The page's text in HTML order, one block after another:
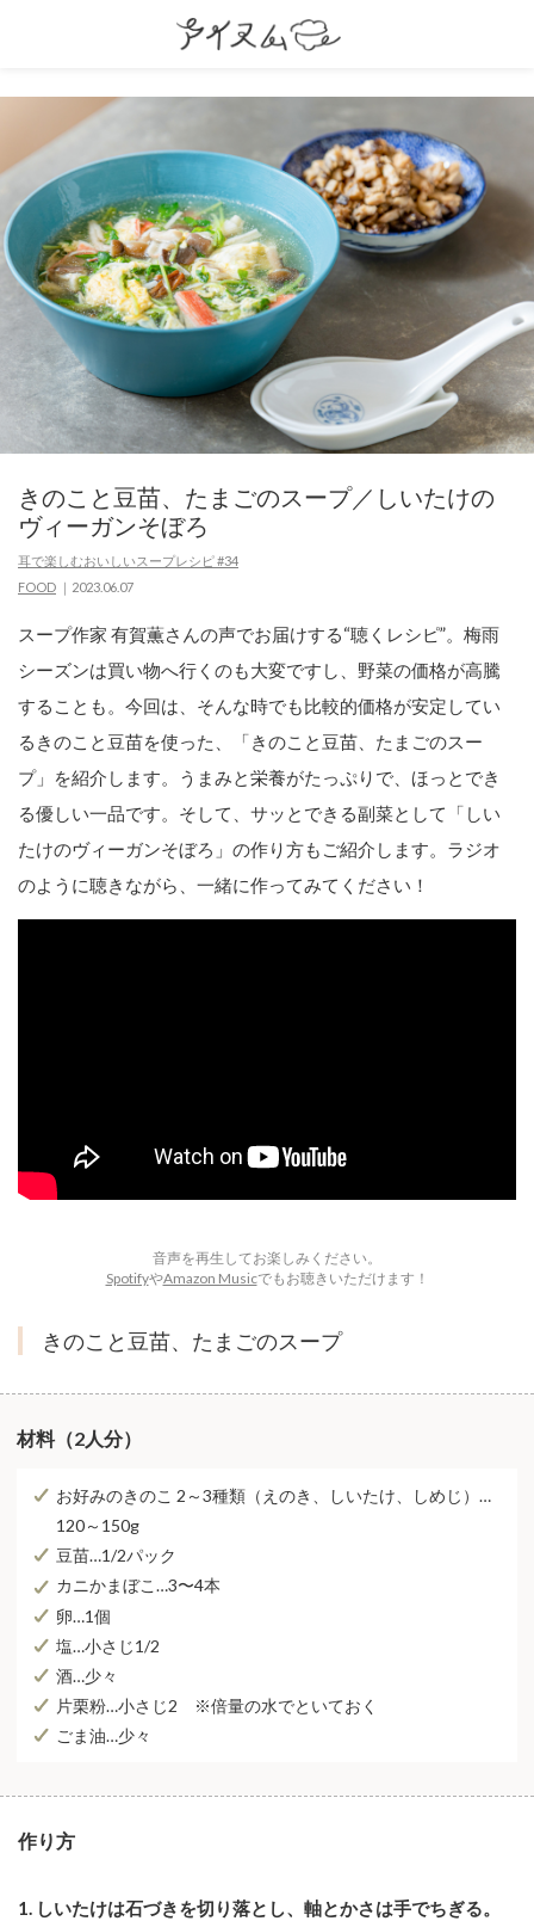
きのこと豆苗、たまごのスープ／しいたけの
ヴィーガンそぼろ
耳で楽しむおいしいスープレシピ #34
FOOD
2023.06.07
スープ作家 有賀薫さんの声でお届けする“聴くレシピ”。梅雨
シーズンは買い物へ行くのも大変ですし、野菜の価格が高騰
することも。今回は、そんな時でも比較的価格が安定してい
るきのこと豆苗を使った、「きのこと豆苗、たまごのスー
プ」を紹介します。うまみと栄養がたっぷりで、ほっとでき
る優しい一品です。そして、サッとできる副菜として「しい
たけのヴィーガンそぼろ」の作り方もご紹介します。ラジオ
のように聴きながら、一緒に作ってみてください！
音声を再生してお楽しみください。
SpotifyやAmazon Musicでもお聴きいただけます！
きのこと豆苗、たまごのスープ
材料（2人分）
お好みのきのこ 2～3種類（えのき、しいたけ、しめじ）…
120～150g
豆苗…1/2パック
カニかまぼこ…3〜4本
卵…1個
塩…小さじ1/2
酒…少々
片栗粉…小さじ2 ※倍量の水でといておく
ごま油…少々
作り方
1. しいたけは石づきを切り落とし、軸とかさは手でちぎる。